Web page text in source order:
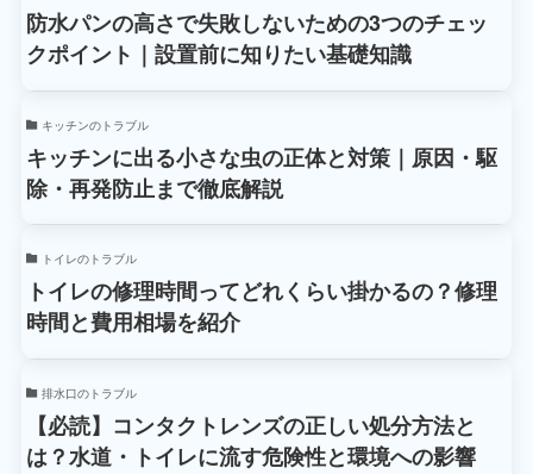
防水パンの高さで失敗しないための3つのチェッ
クポイント｜設置前に知りたい基礎知識
キッチンのトラブル
キッチンに出る小さな虫の正体と対策｜原因・駆
除・再発防止まで徹底解説
トイレのトラブル
トイレの修理時間ってどれくらい掛かるの？修理
時間と費用相場を紹介
排水口のトラブル
【必読】コンタクトレンズの正しい処分方法と
は？水道・トイレに流す危険性と環境への影響